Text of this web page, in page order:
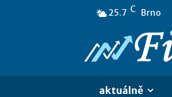
25.7 C Brno
aktuálně